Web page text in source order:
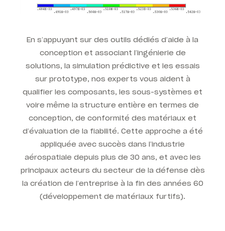
En s’appuyant sur des outils dédiés d’aide à la
conception et associant l’ingénierie de
solutions, la simulation prédictive et les essais
sur prototype, nos experts vous aident à
qualifier les composants, les sous-systèmes et
voire même la structure entière en termes de
conception, de conformité des matériaux et
d’évaluation de la fiabilité. Cette approche a été
appliquée avec succès dans l’industrie
aérospatiale depuis plus de 30 ans, et avec les
principaux acteurs du secteur de la défense dès
la création de l’entreprise à la fin des années 60
(développement de matériaux furtifs).